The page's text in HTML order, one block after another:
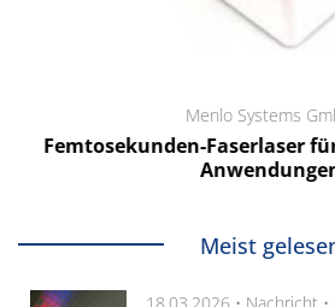
Menlo Systems
Femtosekunden-Faserlaser
Meist